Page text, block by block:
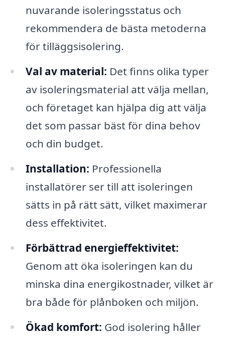
nuvarande isoleringsstatus och
rekommendera de bästa metoderna
för tilläggsisolering.
Val av material: Det finns olika typer
av isoleringsmaterial att välja mellan,
och företaget kan hjälpa dig att välja
det som passar bäst för dina behov
och din budget.
Installation: Professionella
installatörer ser till att isoleringen
sätts in på rätt sätt, vilket maximerar
dess effektivitet.
Förbättrad energieffektivitet:
Genom att öka isoleringen kan du
minska dina energikostnader, vilket är
bra både för plånboken och miljön.
Ökad komfort: God isolering håller